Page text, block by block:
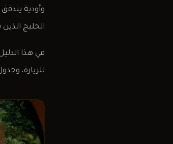
وأودية
الخليج
في هذا
للزيارة،